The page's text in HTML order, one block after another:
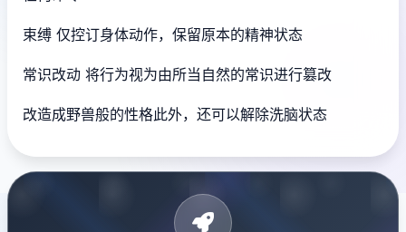
束缚 仅控订身体动作，保留原本的精神状态
常识改动 将行为视为由所当自然的常识进行篡改
改造成野兽般的性格此外，还可以解除洗脑状态